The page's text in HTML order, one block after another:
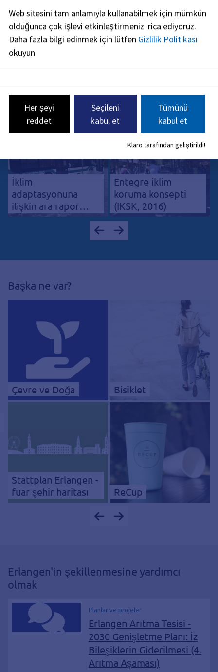
(2020)
2020)
İklim
adaptasyonuna
ilişkin ara rapor
(2021)
Entegre iklim
koruma konsepti
(IKSK, 2016)
Başka ne var?
Çevre ve Doğa Bisiklet
Stattplan Erlangen -
fuar şehir haritası
ReCup
Erlangen'in şekillenmesine yardımcı
olmak
Planlar ve projeler
Erlangen Arıtma Tesisi -
2030 Genişletme Planı: İz
Bileşiklerin Giderilmesi (4.
Arıtma Aşaması)
Web sitesini tam anlamıyla kullanabilmek için mümkün
olduğunca çok işlevi etkinleştirmenizi rica ediyoruz.
Daha fazla bilgi edinmek için lütfen Gizlilik Politikası
okuyun
Her şeyi
reddet
Seçileni
kabul et
Tümünü
kabul et
Klaro tarafından geliştirildi!